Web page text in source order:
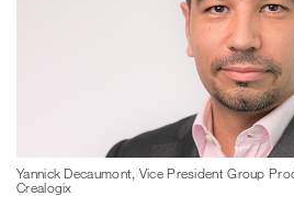
Yannick Decaumont, Vice President Group
Crealogix